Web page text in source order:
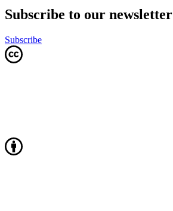
Subscribe to our newsletter
Subscribe